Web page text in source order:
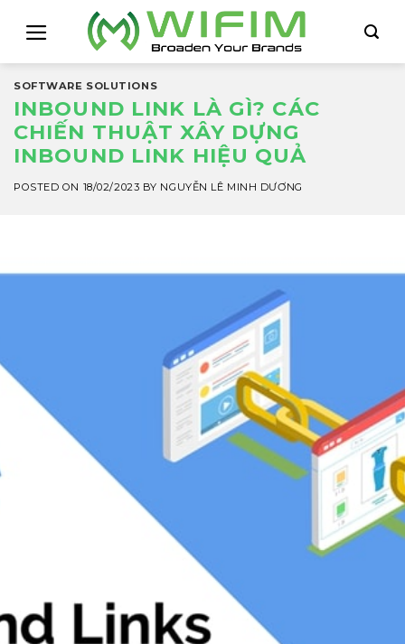
content
SOFTWARE SOLUTIONS
INBOUND LINK LÀ GÌ? CÁC
CHIẾN THUẬT XÂY DỰNG
INBOUND LINK HIỆU QUẢ
POSTED ON 18/02/2023 BY NGUYỄN LÊ MINH DƯƠNG